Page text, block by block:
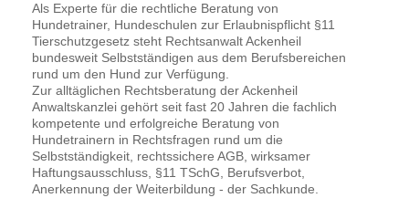
Als Experte für die rechtliche Beratung von
Hundetrainer, Hundeschulen zur Erlaubnispflicht §11
Tierschutzgesetz steht Rechtsanwalt Ackenheil
bundesweit Selbstständigen aus dem Berufsbereichen
rund um den Hund zur Verfügung.
Zur alltäglichen Rechtsberatung der Ackenheil
Anwaltskanzlei gehört seit fast 20 Jahren die fachlich
kompetente und erfolgreiche Beratung von
Hundetrainern in Rechtsfragen rund um die
Selbstständigkeit, rechtssichere AGB, wirksamer
Haftungsausschluss, §11 TSchG, Berufsverbot,
Anerkennung der Weiterbildung - der Sachkunde.